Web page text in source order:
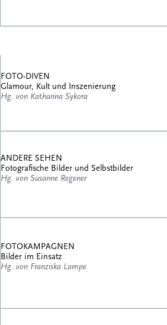
FOTO-DIVEN
Glamour, Kult und Inszenierung
Hg. von Katharina Sykora
ANDERE SEHEN
Fotografische Bilder und Selbstbilder
Hg. von Susanne Regener
FOTOKAMPAGNEN
Bilder im Einsatz
Hg. von Franziska Lampe